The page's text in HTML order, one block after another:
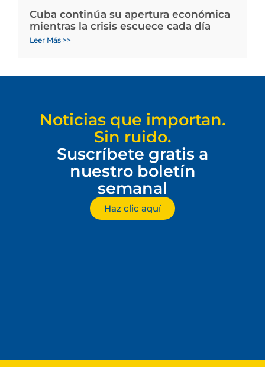
Cuba continúa su apertura económica
mientras la crisis escuece cada día
Leer Más >>
Noticias que importan.
Sin ruido.
Suscríbete gratis a
nuestro boletín
semanal
Haz clic aquí